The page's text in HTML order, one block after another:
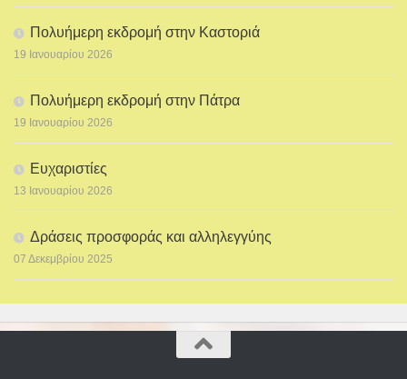
Πολυήμερη εκδρομή στην Καστοριά
19 Ιανουαρίου 2026
Πολυήμερη εκδρομή στην Πάτρα
19 Ιανουαρίου 2026
Ευχαριστίες
13 Ιανουαρίου 2026
Δράσεις προσφοράς και αλληλεγγύης
07 Δεκεμβρίου 2025